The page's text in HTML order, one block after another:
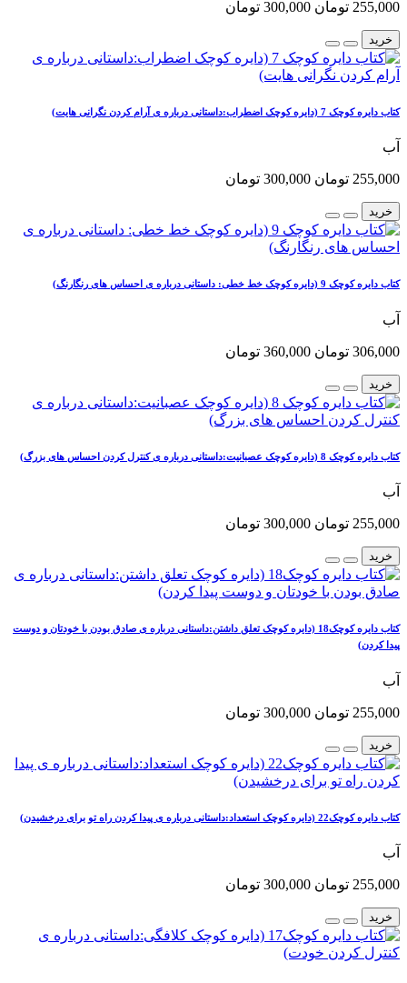
255,000 تومان 300,000 تومان
خرید
کتاب دایره کوچک 7 (دایره کوچک اضطراب:داستانی درباره ی آرام کردن نگرانی هایت)
آب
255,000 تومان 300,000 تومان
خرید
کتاب دایره کوچک 9 (دایره کوچک خط خطی: داستانی درباره ی احساس های رنگارنگ)
آب
306,000 تومان 360,000 تومان
خرید
کتاب دایره کوچک 8 (دایره کوچک عصبانیت:داستانی درباره ی کنترل کردن احساس های بزرگ)
آب
255,000 تومان 300,000 تومان
خرید
کتاب دایره کوچک18 (دایره کوچک تعلق داشتن:داستانی درباره ی صادق بودن با خودتان و دوست
پیدا کردن)
آب
255,000 تومان 300,000 تومان
خرید
کتاب دایره کوچک22 (دایره کوچک استعداد:داستانی درباره ی پیدا کردن راه تو برای درخشیدن)
آب
255,000 تومان 300,000 تومان
خرید